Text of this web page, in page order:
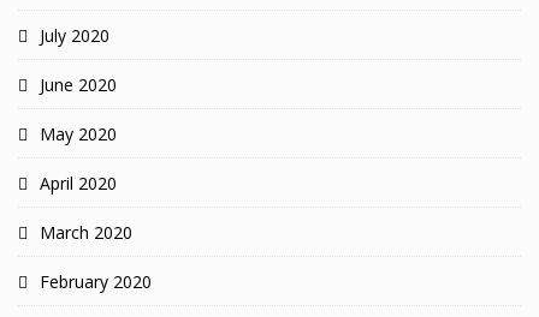
July 2020
June 2020
May 2020
April 2020
March 2020
February 2020